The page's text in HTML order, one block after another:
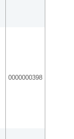
0000000398